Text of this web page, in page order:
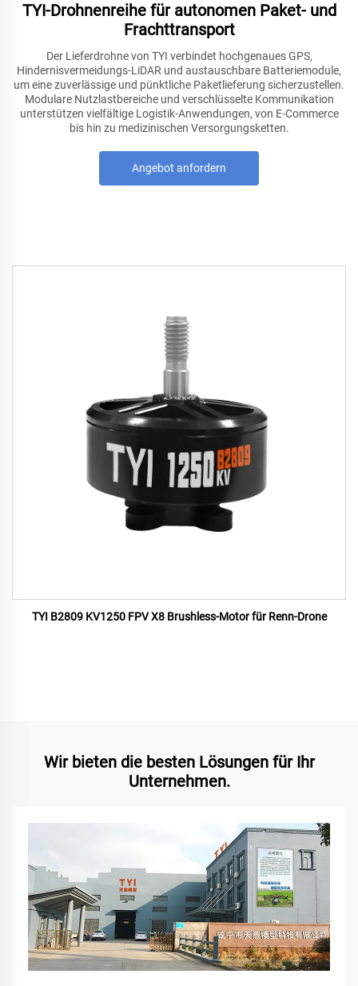
TYI-Drohnenreihe für autonomen Paket- und
Frachttransport
Der Lieferdrohne von TYI verbindet hochgenaues GPS,
Hindernisvermeidungs-LiDAR und austauschbare Batteriemodule,
um eine zuverlässige und pünktliche Paketlieferung sicherzustellen.
Modulare Nutzlastbereiche und verschlüsselte Kommunikation
unterstützen vielfältige Logistik-Anwendungen, von E-Commerce
bis hin zu medizinischen Versorgungsketten.
Angebot anfordern
TYI B2809 KV1250 FPV X8 Brushless-Motor für Renn-Drone
Wir bieten die besten Lösungen für Ihr
Unternehmen.